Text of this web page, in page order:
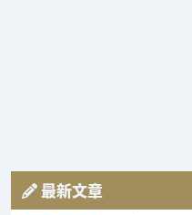
最新文章